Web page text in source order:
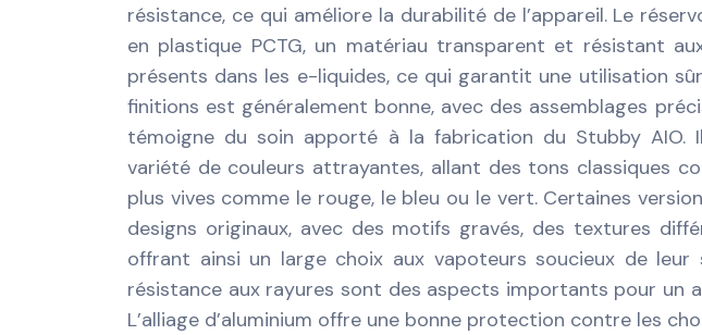
résistance, ce qui améliore la durabilité de l’appareil. Le
en plastique PCTG, un matériau transparent et résistant
présents dans les e-liquides, ce qui garantit une utilisation
finitions est généralement bonne, avec des assemblages
témoigne du soin apporté à la fabrication du Stubby AIO.
variété de couleurs attrayantes, allant des tons classiques
plus vives comme le rouge, le bleu ou le vert. Certaines
designs originaux, avec des motifs gravés, des textures
offrant ainsi un large choix aux vapoteurs soucieux de
résistance aux rayures sont des aspects importants pour un
L’alliage d’aluminium offre une bonne protection contre les